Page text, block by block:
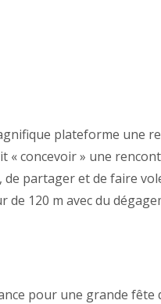
plateforme une
concevoir » une
partager et de faire
120 m avec du
pour une grande fête